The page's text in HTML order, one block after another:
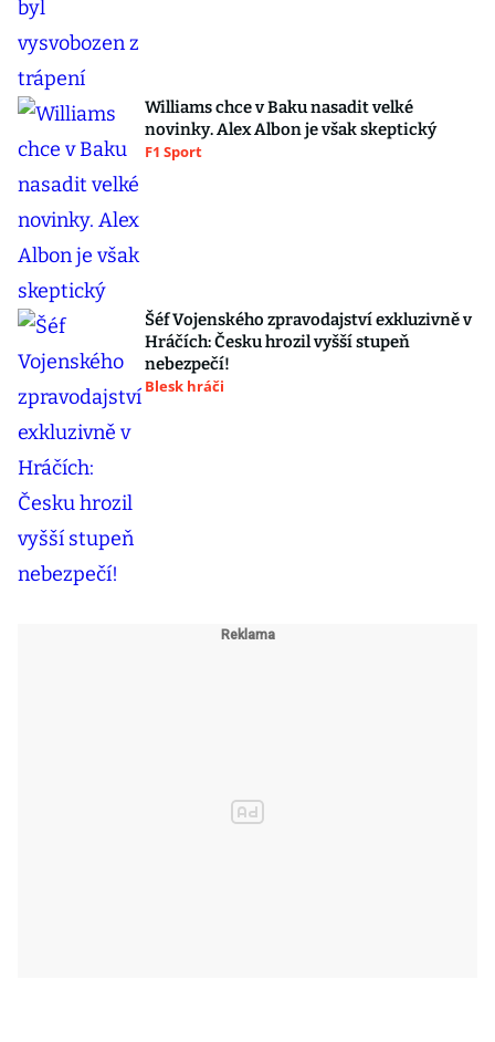
Williams chce v Baku nasadit velké
novinky. Alex Albon je však skeptický
F1 Sport
Šéf Vojenského zpravodajství exkluzivně v
Hráčích: Česku hrozil vyšší stupeň
nebezpečí!
Blesk hráči